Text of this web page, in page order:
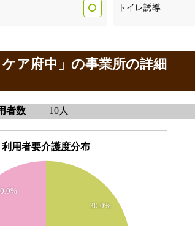
トイレ誘導
ケア府中」の事業所の詳細
者数 10人
利用者要介護度分布
30.0%